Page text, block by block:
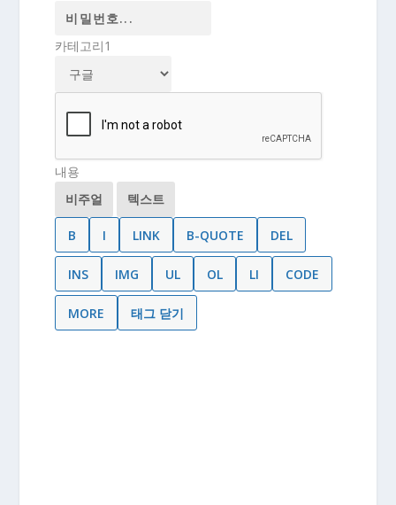
카테고리1
내용
비주얼
텍스트